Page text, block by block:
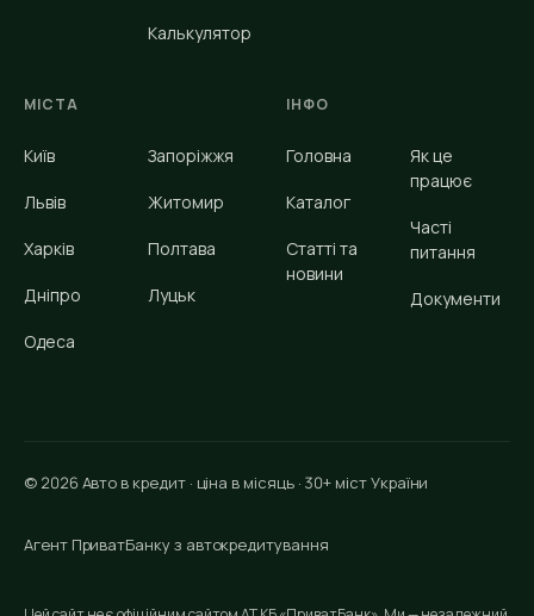
Калькулятор
МІСТА
Київ
Львів
Харків
Дніпро
Одеса
Запоріжжя
Житомир
Полтава
Луцьк
ІНФО
Головна
Каталог
Статті та
новини
Як це
працює
Часті
питання
Документи
© 2026 Авто в кредит · ціна в місяць · 30+ міст України
Агент ПриватБанку з автокредитування